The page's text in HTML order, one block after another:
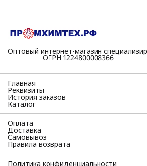
Оптовый интернет-магазин
⠀⠀⠀⠀⠀⠀⠀ОГРН 1224800008366
Главная
Реквизиты
История заказов
Каталог
Оплата
Доставка
Самовывоз
Правила возврата
Политика конфиденциальности